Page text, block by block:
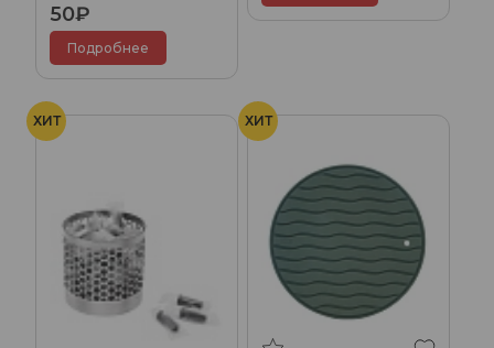
50₽
Подробнее
ХИТ ХИТ